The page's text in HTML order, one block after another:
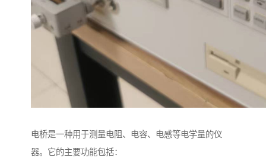
电桥是一种用于测量电阻、电容、电感等电学量的仪
器。它的主要功能包括：